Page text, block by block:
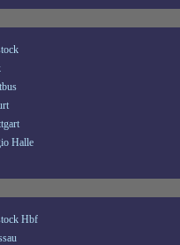
Halle
Hbf